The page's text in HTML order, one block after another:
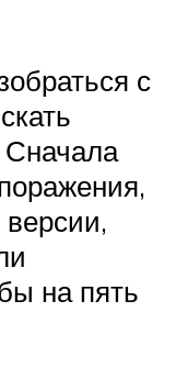
с
версии,
на пять